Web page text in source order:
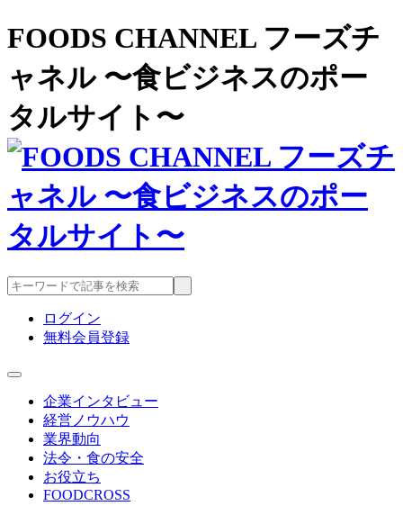
FOODS CHANNEL フーズチ
ャネル 〜食ビジネスのポー
タルサイト〜
ログイン
無料会員登録
企業インタビュー
経営ノウハウ
業界動向
法令・食の安全
お役立ち
FOODCROSS